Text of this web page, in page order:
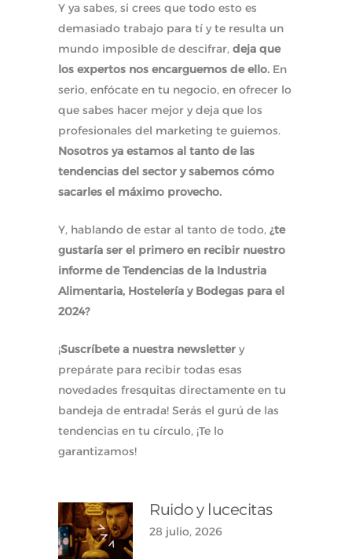
Y ya sabes, si crees que todo esto es
demasiado trabajo para tí y te resulta un
mundo imposible de descifrar, deja que
los expertos nos encarguemos de ello. En
serio, enfócate en tu negocio, en ofrecer lo
que sabes hacer mejor y deja que los
profesionales del marketing te guiemos.
Nosotros ya estamos al tanto de las
tendencias del sector y sabemos cómo
sacarles el máximo provecho.
Y, hablando de estar al tanto de todo, ¿te
gustaría ser el primero en recibir nuestro
informe de Tendencias de la Industria
Alimentaria, Hostelería y Bodegas para el
2024?
¡Suscríbete a nuestra newsletter y
prepárate para recibir todas esas
novedades fresquitas directamente en tu
bandeja de entrada! Serás el gurú de las
tendencias en tu círculo, ¡Te lo
garantizamos!
Ruido y lucecitas
28 julio, 2026